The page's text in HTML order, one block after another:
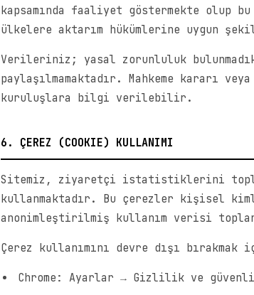
kapsamında faaliyet göstermekte olup
ülkelere aktarım hükümlerine uygun
Verileriniz; yasal zorunluluk
paylaşılmamaktadır. Mahkeme kararı
kuruluşlara bilgi verilebilir.
6. ÇEREZ (COOKIE) KULLANIMI
Sitemiz, ziyaretçi istatistiklerini
kullanmaktadır. Bu çerezler kişisel
anonimleştirilmiş kullanım verisi
Çerez kullanımını devre dışı
Chrome: Ayarlar → Gizlilik ve